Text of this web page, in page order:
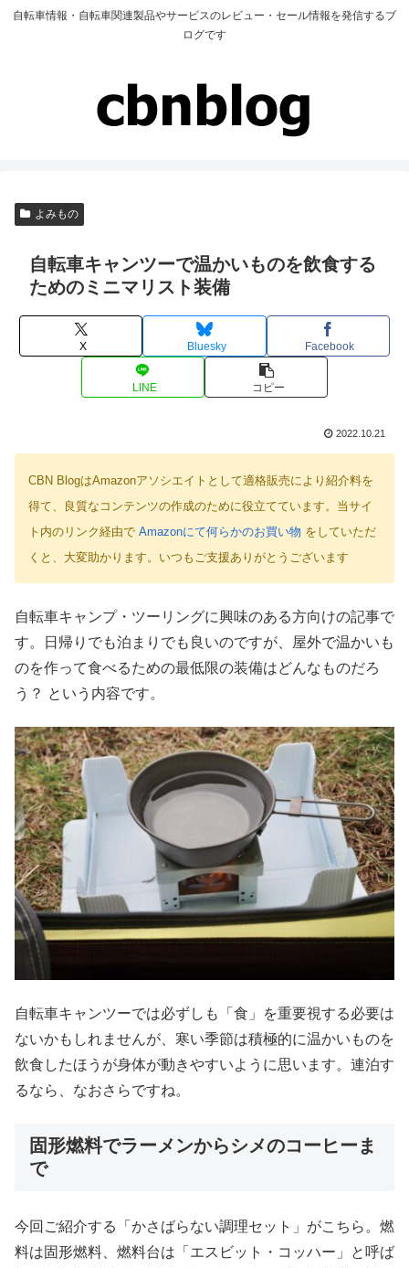
自転車情報・自転車関連製品やサービスのレビュー・セール情報を発信するブ
ログです
よみもの
自転車キャンツーで温かいものを飲食する
ためのミニマリスト装備
X Bluesky Facebook
LINE コピー
2022.10.21
CBN BlogはAmazonアソシエイトとして適格販売により紹介料を
得て、良質なコンテンツの作成のために役立てています。当サイ
ト内のリンク経由で Amazonにて何らかのお買い物 をしていただ
くと、大変助かります。いつもご支援ありがとうございます
自転車キャンプ・ツーリングに興味のある方向けの記事で
す。日帰りでも泊まりでも良いのですが、屋外で温かいも
のを作って食べるための最低限の装備はどんなものだろ
う？ という内容です。
自転車キャンツーでは必ずしも「食」を重要視する必要は
ないかもしれませんが、寒い季節は積極的に温かいものを
飲食したほうが身体が動きやすいように思います。連泊す
るなら、なおさらですね。
固形燃料でラーメンからシメのコーヒーま
で
今回ご紹介する「かさばらない調理セット」がこちら。燃
料は固形燃料、燃料台は「エスビット・コッハー」と呼ば